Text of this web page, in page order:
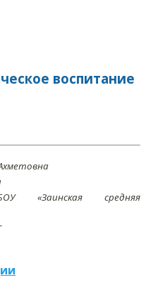
воспитание
средняя